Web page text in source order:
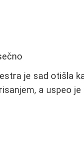
je sad otišla
a uspeo